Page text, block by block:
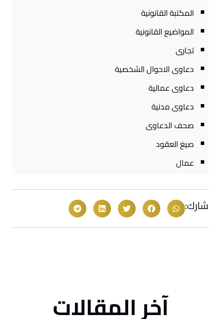
المكتبة القانونية
المواضيع القانونية
تجارى
دعاوى الاحوال الشخصية
دعاوى عمالية
دعاوى مدنية
صحف الدعاوى
صيغ العقود
عمال
شارك:
آخر المقالات